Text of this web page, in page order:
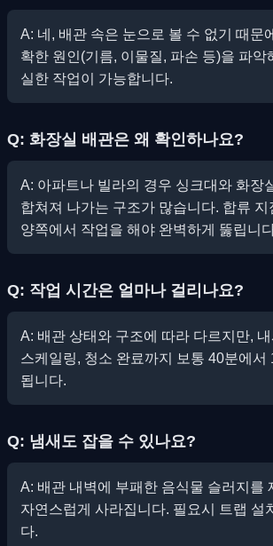
A: 네, 배관 속은 눈으로 볼 수 없기 때문
확한 원인(기름, 이물질, 파손 등)을 파악
실한 작업이 가능합니다.
Q: 화장실 배관은 왜 확인하나요?
A: 아파트나 빌라의 경우 싱크대와 화장
합쳐져 나가는 구조가 많습니다. 합류
양쪽에서 작업을 해야 완벽하게 뚫립니
Q: 작업 시간은 얼마나 걸리나요?
A: 배관 상태와 구조에 따라 다르지만,
스케일링, 청소 완료까지 보통 40분에서
됩니다.
Q: 냄새도 잡을 수 있나요?
A: 배관 내벽에 부패한 음식물 슬러지를
자연스럽게 사라집니다. 필요시 트랩 설
다.